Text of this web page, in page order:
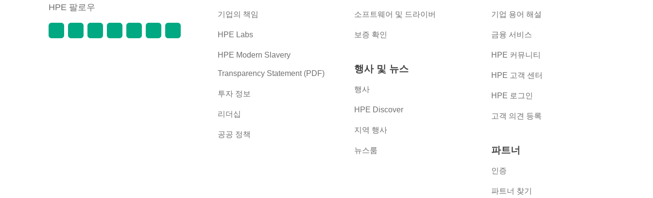
HPE 팔로우
기업의 책임
HPE Labs
HPE Modern Slavery
Transparency Statement (PDF)
투자 정보
리더십
공공 정책
소프트웨어 및 드라이버
보증 확인
행사 및 뉴스
행사
HPE Discover
지역 행사
뉴스룸
기업 용어 해설
금융 서비스
HPE 커뮤니티
HPE 고객 센터
HPE 로그인
고객 의견 등록
파트너
인증
파트너 찾기